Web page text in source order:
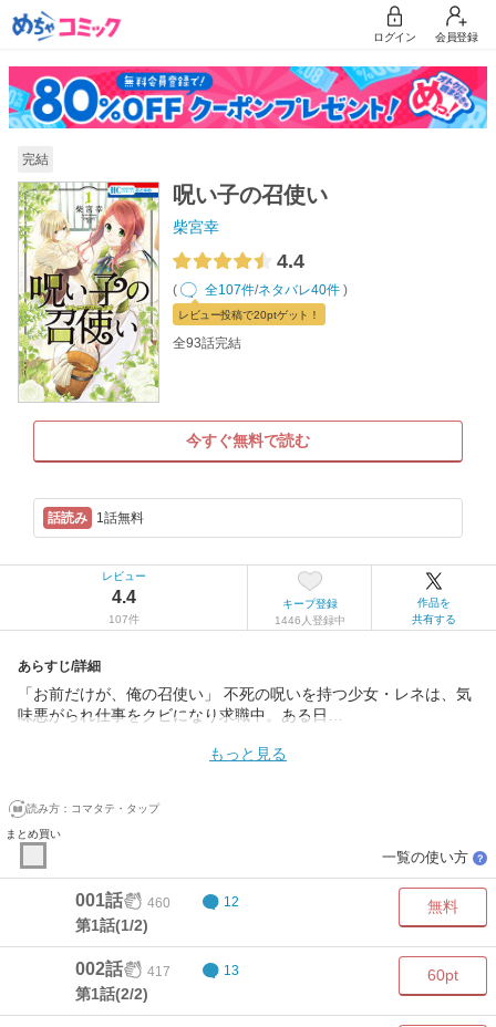
ログイン 会員登録
完結
呪い子の召使い
柴宮幸
4.4
( 全107件/ネタバレ40件 )
レビュー投稿で20ptゲット！
全93話完結
今すぐ無料で読む
1話無料
レビュー
4.4
107件
キープ登録
1446人登録中
作品を
共有する
あらすじ/詳細
「お前だけが、俺の召使い」 不死の呪いを持つ少女・レネは、気
味悪がられ仕事をクビになり求職中。ある日…
もっと見る
読み方： コマタテ・タップ
まとめ買い
一覧の使い方 ？
001話 460 12
第1話(1/2)
無料
002話 417 13
第1話(2/2)
60pt